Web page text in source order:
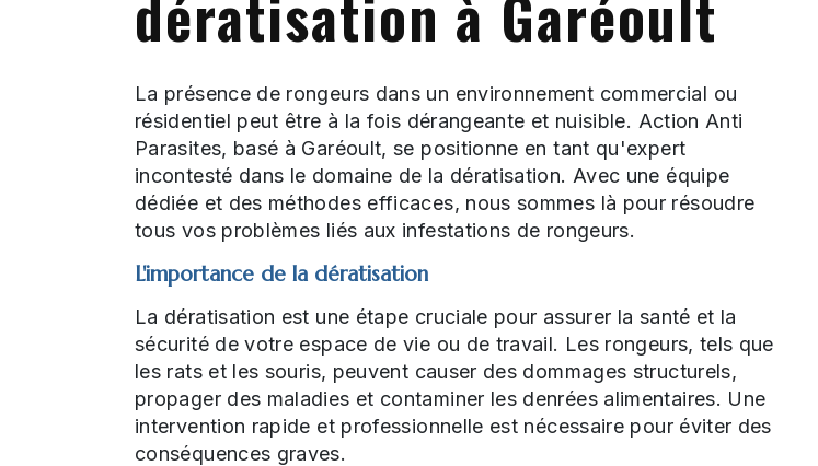
La présence de rongeurs dans un environnement commercial ou
résidentiel peut être à la fois dérangeante et nuisible. Action Anti
Parasites, basé à Garéoult, se positionne en tant qu'expert
incontesté dans le domaine de la dératisation. Avec une équipe
dédiée et des méthodes efficaces, nous sommes là pour résoudre
tous vos problèmes liés aux infestations de rongeurs.
L'importance de la dératisation
La dératisation est une étape cruciale pour assurer la santé et la
sécurité de votre espace de vie ou de travail. Les rongeurs, tels que
les rats et les souris, peuvent causer des dommages structurels,
propager des maladies et contaminer les denrées alimentaires. Une
intervention rapide et professionnelle est nécessaire pour éviter des
conséquences graves.